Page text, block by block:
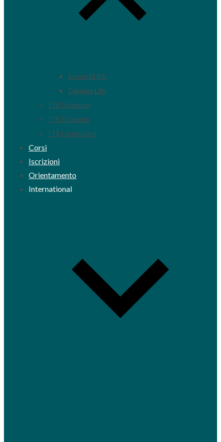
Scopri Di Più
Campus Life
ITS | Aziende
ITS | Docenti
ITS | Istituzioni
Corsi
Iscrizioni
Orientamento
International